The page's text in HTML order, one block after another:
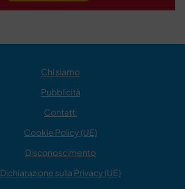
Chi siamo
Pubblicità
Contatti
Cookie Policy (UE)
Disconoscimento
Dichiarazione sulla Privacy (UE)